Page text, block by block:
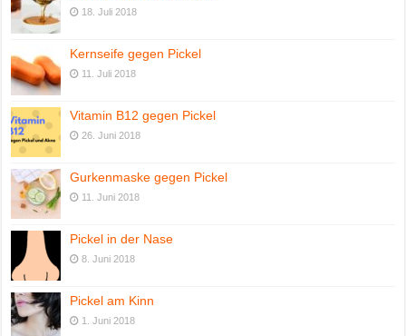
18. Juli 2018
Kernseife gegen Pickel
11. Juli 2018
Vitamin B12 gegen Pickel
26. Juni 2018
Gurkenmaske gegen Pickel
11. Juni 2018
Pickel in der Nase
8. Juni 2018
Pickel am Kinn
1. Juni 2018